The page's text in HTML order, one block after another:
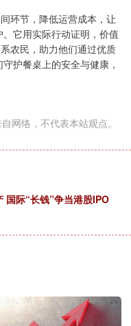
环节，降低运营成本，让
它用实际行动证明，价值
农民，助力他们通过优质
护餐桌上的安全与健康，
网络，不代表本站观点。
国际“长钱”争当港股IPO